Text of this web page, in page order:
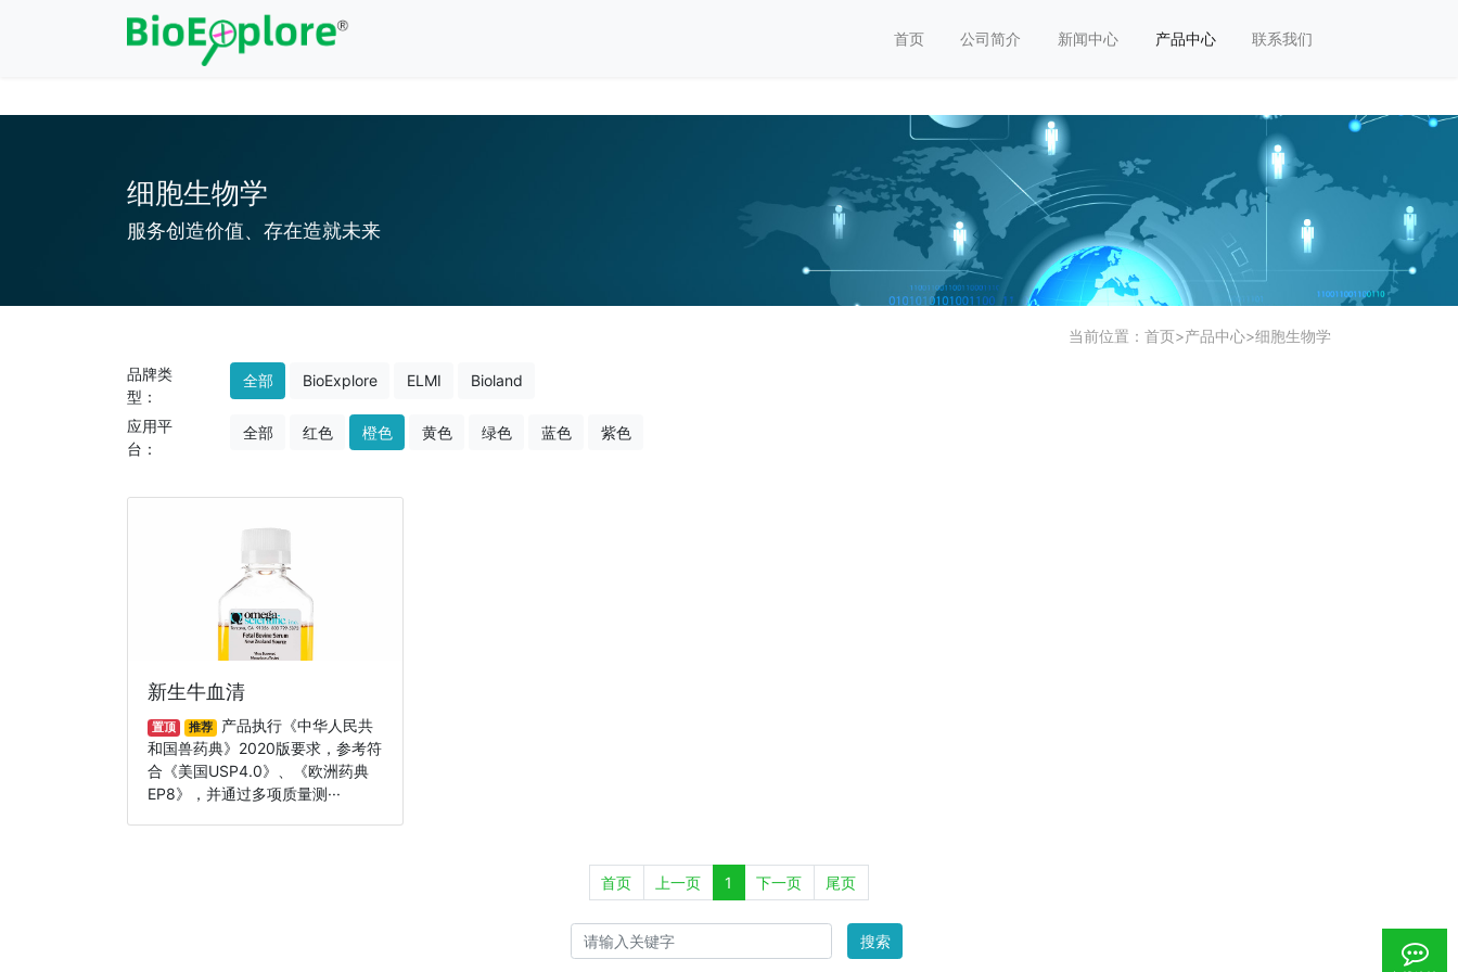
首页 公司简介 新闻中心 产品中心 联系我们
细胞生物学
服务创造价值、存在造就未来
当前位置： 首页>产品中心>细胞生物学
品牌类
型：
全部 BioExplore ELMI Bioland
应用平
台：
全部 红色 橙色 黄色 绿色 蓝色 紫色
新生牛血清
置顶 推荐
产品执行《中华人民共
和国兽药典》2020版要求，参考符
合《美国USP4.0》、《欧洲药典
EP8》，并通过多项质量测···
首页 上一页 1 下一页 尾页
搜索